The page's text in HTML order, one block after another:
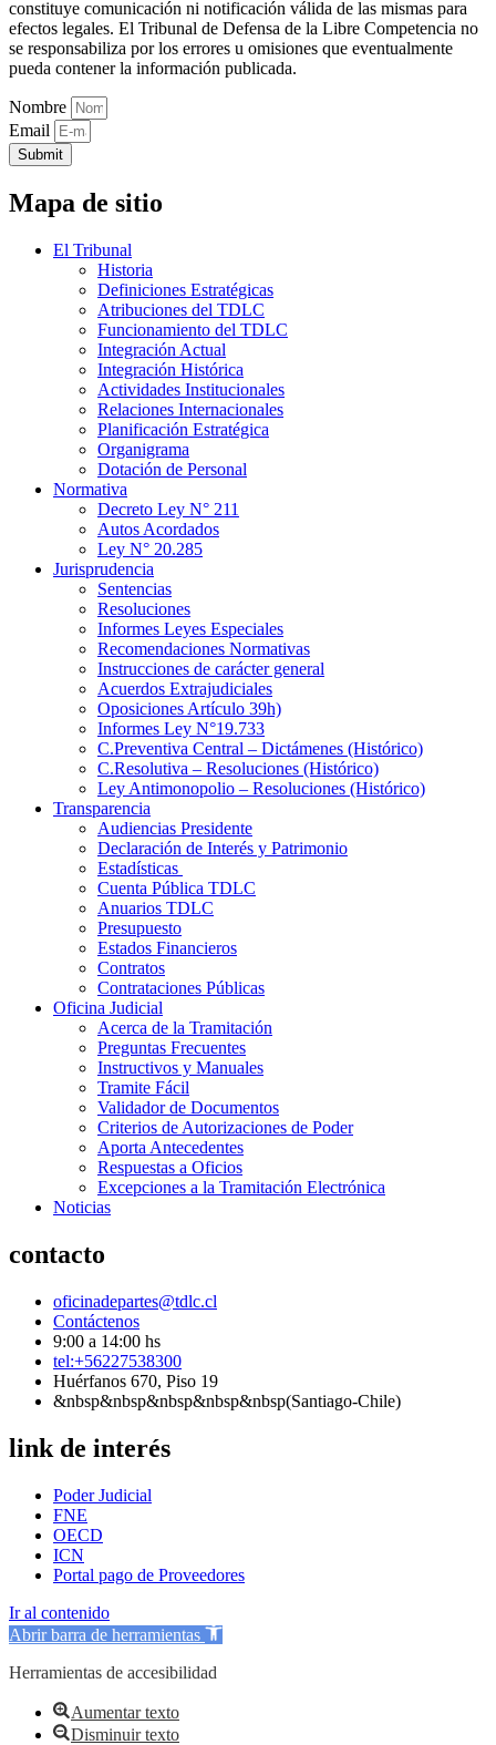
constituye comunicación ni notificación válida de las mismas para
efectos legales. El Tribunal de Defensa de la Libre Competencia no
se responsabiliza por los errores u omisiones que eventualmente
pueda contener la información publicada.
Nombre
Email
Submit
Mapa de sitio
El Tribunal
Historia
Definiciones Estratégicas
Atribuciones del TDLC
Funcionamiento del TDLC
Integración Actual
Integración Histórica
Actividades Institucionales
Relaciones Internacionales
Planificación Estratégica
Organigrama
Dotación de Personal
Normativa
Decreto Ley N° 211
Autos Acordados
Ley N° 20.285
Jurisprudencia
Sentencias
Resoluciones
Informes Leyes Especiales
Recomendaciones Normativas
Instrucciones de carácter general
Acuerdos Extrajudiciales
Oposiciones Artículo 39h)
Informes Ley N°19.733
C.Preventiva Central – Dictámenes (Histórico)
C.Resolutiva – Resoluciones (Histórico)
Ley Antimonopolio – Resoluciones (Histórico)
Transparencia
Audiencias Presidente
Declaración de Interés y Patrimonio
Estadísticas
Cuenta Pública TDLC
Anuarios TDLC
Presupuesto
Estados Financieros
Contratos
Contrataciones Públicas
Oficina Judicial
Acerca de la Tramitación
Preguntas Frecuentes
Instructivos y Manuales
Tramite Fácil
Validador de Documentos
Criterios de Autorizaciones de Poder
Aporta Antecedentes
Respuestas a Oficios
Excepciones a la Tramitación Electrónica
Noticias
contacto
oficinadepartes@tdlc.cl
Contáctenos
9:00 a 14:00 hs
tel:+56227538300
Huérfanos 670, Piso 19
&nbsp&nbsp&nbsp&nbsp&nbsp(Santiago-Chile)
link de interés
Poder Judicial
FNE
OECD
ICN
Portal pago de Proveedores
Ir al contenido
Abrir barra de herramientas
Herramientas de accesibilidad
Aumentar texto
Disminuir texto